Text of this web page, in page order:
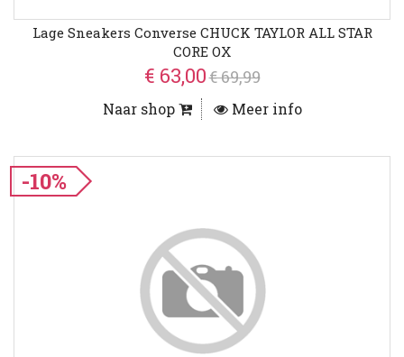
Lage Sneakers Converse CHUCK TAYLOR ALL STAR
CORE OX
€ 63,00€ 69,99
Naar shop Meer info
-10%